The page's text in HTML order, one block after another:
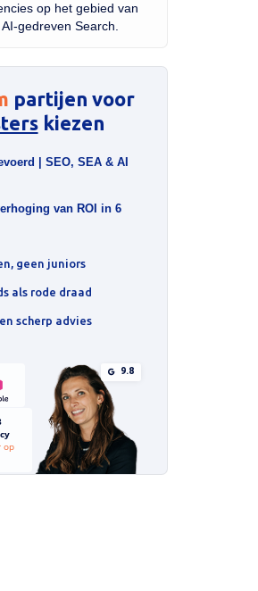
op het gebied van
gedreven Search.
partijen voor
kiezen
| SEO, SEA & AI
van ROI in 6
geen juniors
als rode draad
scherp advies
op
9.8